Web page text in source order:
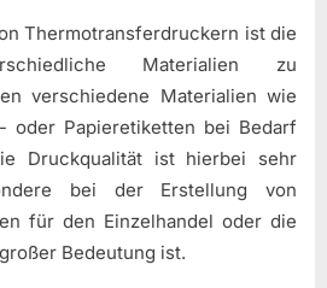
Thermotransferdruckern ist die
Materialien zu
verschiedene Materialien wie
oder Papieretiketten bei Bedarf
Druckqualität ist hierbei sehr
bei der Erstellung von
für den Einzelhandel oder die
Bedeutung ist.